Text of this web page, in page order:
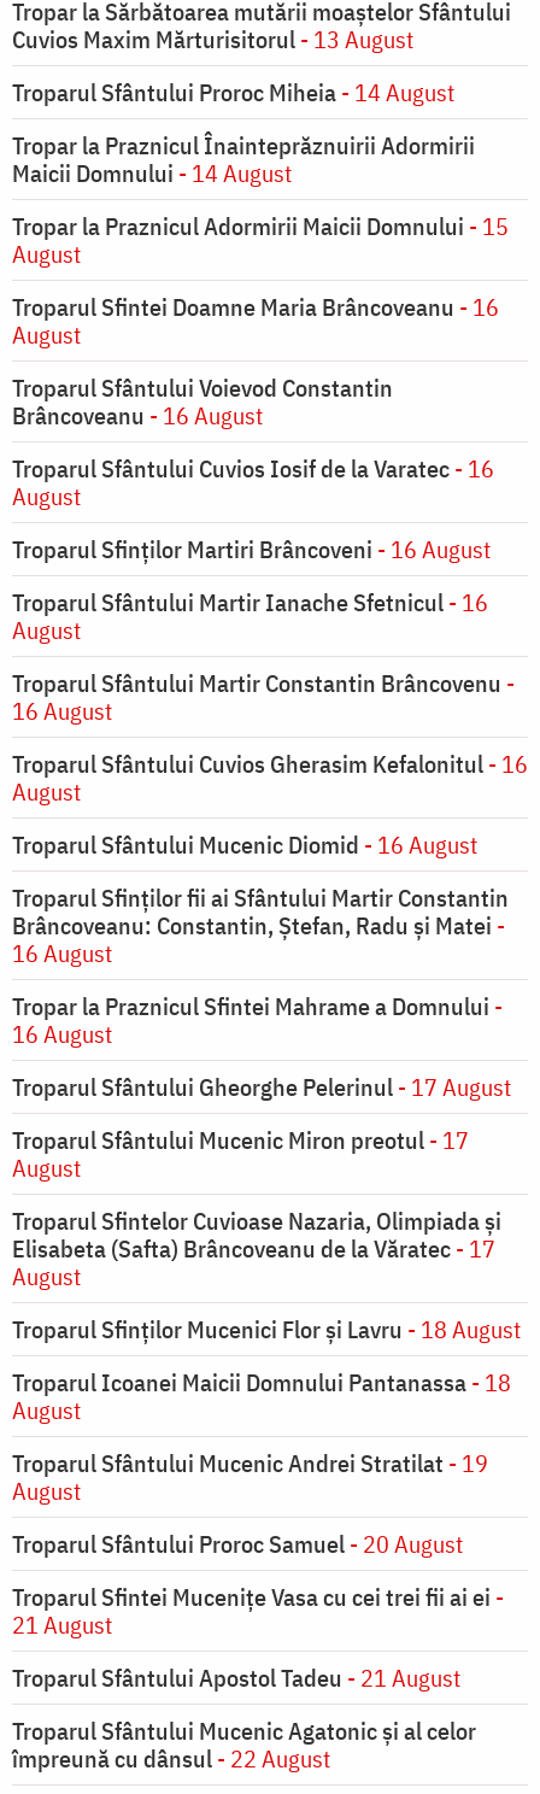
Tropar la Sărbătoarea mutării moaştelor Sfântului
Cuvios Maxim Mărturisitorul- 13 August
Troparul Sfântului Proroc Miheia- 14 August
Tropar la Praznicul Înainteprăznuirii Adormirii
Maicii Domnului - 14 August
Tropar la Praznicul Adormirii Maicii Domnului - 15
August
Troparul Sfintei Doamne Maria Brâncoveanu - 16
August
Troparul Sfântului Voievod Constantin
Brâncoveanu - 16 August
Troparul Sfântului Cuvios Iosif de la Varatec- 16
August
Troparul Sfinților Martiri Brâncoveni - 16 August
Troparul Sfântului Martir Ianache Sfetnicul- 16
August
Troparul Sfântului Martir Constantin Brâncovenu -
16 August
Troparul Sfântului Cuvios Gherasim Kefalonitul- 16
August
Troparul Sfântului Mucenic Diomid - 16 August
Troparul Sfinților fii ai Sfântului Martir Constantin
Brâncoveanu: Constantin, Ștefan, Radu și Matei -
16 August
Tropar la Praznicul Sfintei Mahrame a Domnului -
16 August
Troparul Sfântului Gheorghe Pelerinul- 17 August
Troparul Sfântului Mucenic Miron preotul- 17
August
Troparul Sfintelor Cuvioase Nazaria, Olimpiada și
Elisabeta (Safta) Brâncoveanu de la Văratec- 17
August
Troparul Sfinţilor Mucenici Flor şi Lavru - 18 August
Troparul Icoanei Maicii Domnului Pantanassa- 18
August
Troparul Sfântului Mucenic Andrei Stratilat - 19
August
Troparul Sfântului Proroc Samuel- 20 August
Troparul Sfintei Muceniţe Vasa cu cei trei fii ai ei -
21 August
Troparul Sfântului Apostol Tadeu - 21 August
Troparul Sfântului Mucenic Agatonic şi al celor
împreună cu dânsul- 22 August